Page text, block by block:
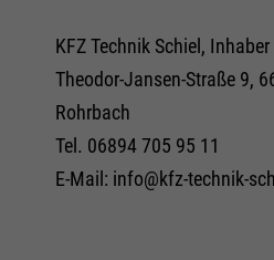
KFZ Technik Schiel,
Theodor-Jansen-Straße 9,
Rohrbach
Tel. 06894 705 95 11
E-Mail: info@kfz-technik-